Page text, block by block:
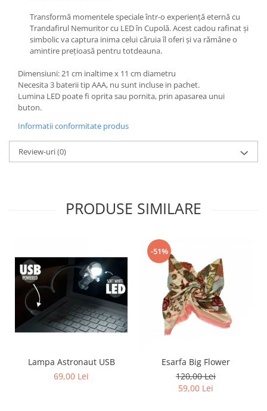
Transformă momentele speciale într-o experiență eternă cu
Trandafirul Nemuritor cu LED în Cupolă. Acest cadou rafinat și
simbolic va captura inima celui căruia îl oferi și va rămâne o
amintire prețioasă pentru totdeauna.
Dimensiuni: 21 cm inaltime x 11 cm diametru
Necesita 3 baterii tip AAA, nu sunt incluse in pachet.
Lumina LED poate fi oprita sau pornita, prin apasarea unui
buton.
Informatii conformitate produs
Review-uri(0)
PRODUSE SIMILARE
Lampa Astronaut USB
69,00 Lei
-51%
Esarfa Big Flower
120,00 Lei
59,00 Lei